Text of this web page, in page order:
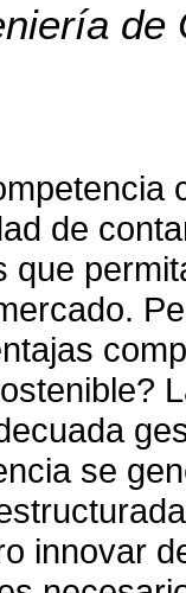
de
de
que
se
innovar